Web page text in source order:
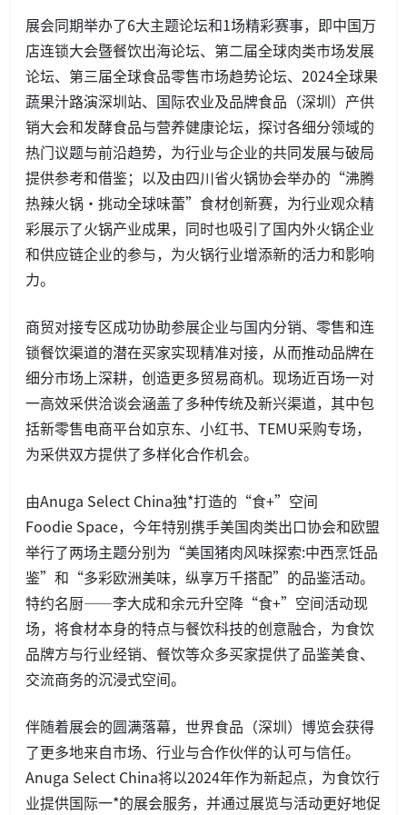
展会同期举办了6大主题论坛和1场精彩赛事，即中国万
店连锁大会暨餐饮出海论坛、第二届全球肉类市场发展
论坛、第三届全球食品零售市场趋势论坛、2024全球果
蔬果汁路演深圳站、国际农业及品牌食品（深圳）产供
销大会和发酵食品与营养健康论坛，探讨各细分领域的
热门议题与前沿趋势，为行业与企业的共同发展与破局
提供参考和借鉴；以及由四川省火锅协会举办的“沸腾
热辣火锅·挑动全球味蕾”食材创新赛，为行业观众精
彩展示了火锅产业成果，同时也吸引了国内外火锅企业
和供应链企业的参与，为火锅行业增添新的活力和影响
力。
商贸对接专区成功协助参展企业与国内分销、零售和连
锁餐饮渠道的潜在买家实现精准对接，从而推动品牌在
细分市场上深耕，创造更多贸易商机。现场近百场一对
一高效采供洽谈会涵盖了多种传统及新兴渠道，其中包
括新零售电商平台如京东、小红书、TEMU采购专场，
为采供双方提供了多样化合作机会。
由Anuga Select China独*打造的“食+”空间
Foodie Space，今年特别携手美国肉类出口协会和欧盟
举行了两场主题分别为“美国猪肉风味探索:中西烹饪品
鉴”和“多彩欧洲美味，纵享万千搭配”的品鉴活动。
特约名厨——李大成和余元升空降“食+”空间活动现
场，将食材本身的特点与餐饮科技的创意融合，为食饮
品牌方与行业经销、餐饮等众多买家提供了品鉴美食、
交流商务的沉浸式空间。
伴随着展会的圆满落幕，世界食品（深圳）博览会获得
了更多地来自市场、行业与合作伙伴的认可与信任。
Anuga Select China将以2024年作为新起点，为食饮行
业提供国际一*的展会服务，并通过展览与活动更好地促